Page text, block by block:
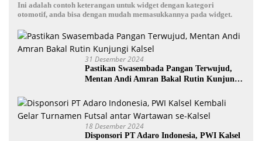
Ini adalah contoh keterangan untuk widget dengan kategori
otomotif, anda bisa dengan mudah memasukkannya pada widget.
31 Desember 2024
Pastikan Swasembada Pangan Terwujud,
Mentan Andi Amran Bakal Rutin Kunjungi
18 Desember 2024
Disponsori PT Adaro Indonesia, PWI Kalsel